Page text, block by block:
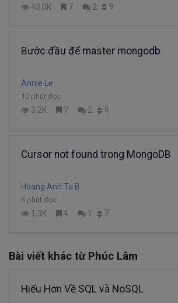
43.0K 7 2 9
Bước đầu để master mongodb
Annie Le
10 phút đọc
3.2K 7 2 6
Cursor not found trong MongoDB
Hoang Anh Tu B
6 phút đọc
1.3K 4 1 7
Bài viết khác từ Phúc Lâm
Hiểu Hơn Về SQL và NoSQL